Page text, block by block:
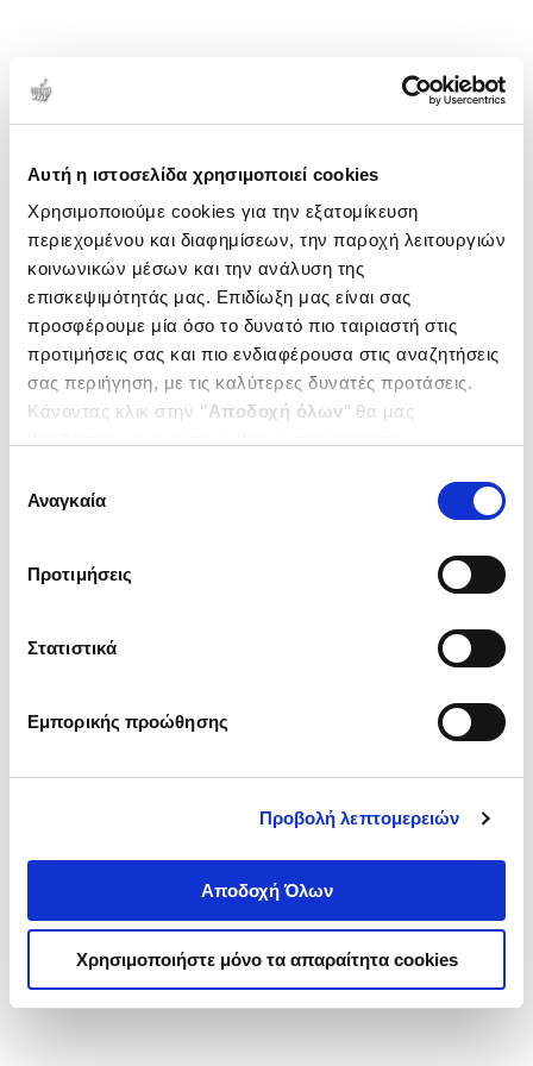
Αυτή η ιστοσελίδα χρησιμοποιεί cookies
Χρησιμοποιούμε cookies για την εξατομίκευση
περιεχομένου και διαφημίσεων, την παροχή λειτουργιών
κοινωνικών μέσων και την ανάλυση της
επισκεψιμότητάς μας. Επιδίωξη μας είναι σας
προσφέρουμε μία όσο το δυνατό πιο ταιριαστή στις
προτιμήσεις σας και πιο ενδιαφέρουσα στις αναζητήσεις
σας περιήγηση, με τις καλύτερες δυνατές προτάσεις.
Κάνοντας κλικ στην ‘’Αποδοχή όλων’’ θα μας
ενδιαφέρουν και να επιλέξετε από τα παρακάτω με την
΄΄και να ενημερωθείτε σχετικά με
συγκατάθεσης
Αναγκαία
Προτιμήσεις
Στατιστικά
Εμπορικής προώθησης
Προβολή λεπτομερειών
Αποδοχή Όλων
Χρησιμοποιήστε μόνο τα απαραίτητα cookies